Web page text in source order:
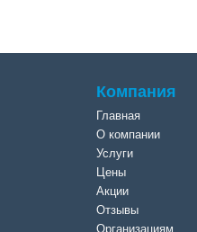
Компания
Главная
О компании
Услуги
Цены
Акции
Отзывы
Организациям